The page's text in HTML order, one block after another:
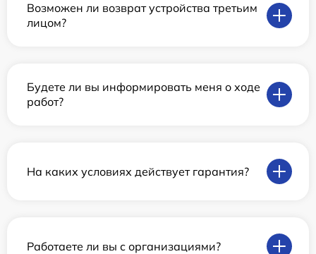
Возможен ли возврат устройства третьим
лицом?
Будете ли вы информировать меня о ходе
работ?
На каких условиях действует гарантия?
Работаете ли вы с организациями?